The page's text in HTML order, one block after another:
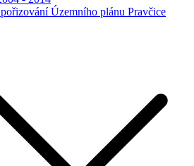
Územního plánu Pravčice